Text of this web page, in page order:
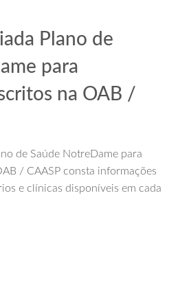
Plano de
para
na OAB /
de Saúde NotreDame para
/ CAASP consta informações
e clínicas disponíveis em cada